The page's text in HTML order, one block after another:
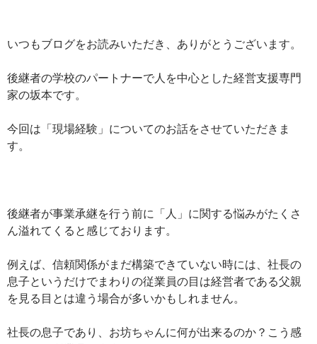
いつもブログをお読みいただき、ありがとうございます。
後継者の学校のパートナーで人を中心とした経営支援専門
家の坂本です。
今回は「現場経験」についてのお話をさせていただきま
す。
後継者が事業承継を行う前に「人」に関する悩みがたくさ
ん溢れてくると感じております。
例えば、信頼関係がまだ構築できていない時には、社長の
息子というだけでまわりの従業員の目は経営者である父親
を見る目とは違う場合が多いかもしれません。
社長の息子であり、お坊ちゃんに何が出来るのか？こう感